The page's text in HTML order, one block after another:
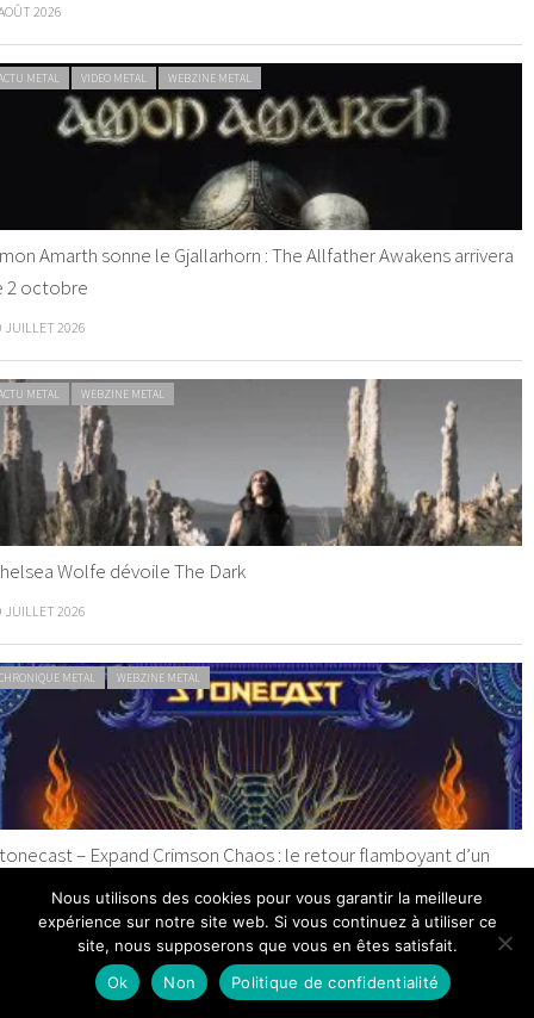
2026
METAL VIDEO METAL WEBZINE METAL
Amarth sonne le Gjallarhorn : The Allfather Awakens arrivera
2 octobre
JUILLET 2026
METAL WEBZINE METAL
Wolfe dévoile The Dark
JUILLET 2026
METAL WEBZINE METAL
– Expand Crimson Chaos : le retour flamboyant d’un
metal forgé dans l’acier
JUILLET 2026
Nous utilisons des cookies pour vous garantir la meilleure
expérience sur notre site web. Si vous continuez à utiliser ce
site, nous supposerons que vous en êtes satisfait.
Ok
Non Politique de confidentialité